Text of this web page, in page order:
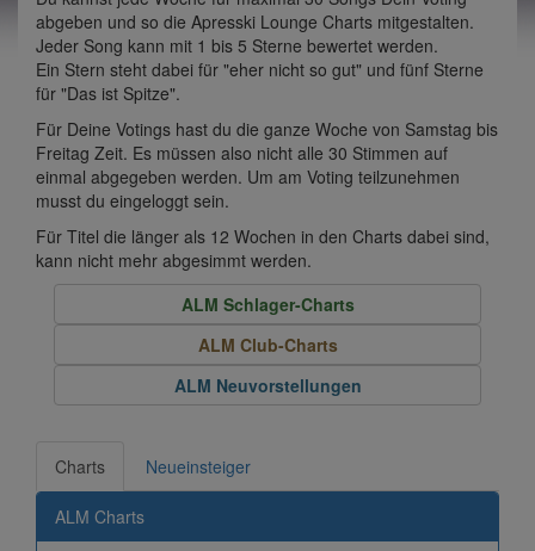
abgeben und so die Apresski Lounge Charts mitgestalten.
Jeder Song kann mit 1 bis 5 Sterne bewertet werden.
Ein Stern steht dabei für "eher nicht so gut" und fünf Sterne
für "Das ist Spitze".
Für Deine Votings hast du die ganze Woche von Samstag bis
Freitag Zeit. Es müssen also nicht alle 30 Stimmen auf
einmal abgegeben werden. Um am Voting teilzunehmen
musst du eingeloggt sein.
Für Titel die länger als 12 Wochen in den Charts dabei sind,
kann nicht mehr abgesimmt werden.
ALM Schlager-Charts
ALM Club-Charts
ALM Neuvorstellungen
Charts Neueinsteiger
ALM Charts